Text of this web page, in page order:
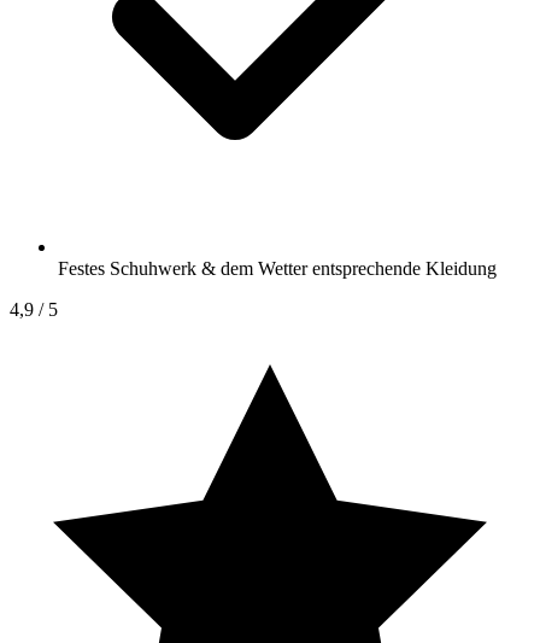
Festes Schuhwerk & dem Wetter entsprechende Kleidung
4,9 / 5